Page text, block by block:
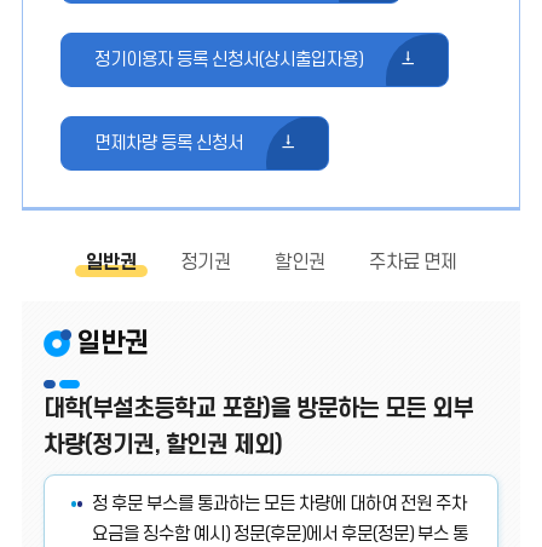
정기이용자 등록 신청서(상시출입자용)
면제차량 등록 신청서
일반권 정기권 할인권 주차료 면제
일반권
대학(부설초등학교 포함)을 방문하는 모든 외부
차량(정기권, 할인권 제외)
정 후문 부스를 통과하는 모든 차량에 대하여 전원 주차
요금을 징수함 예시) 정문(후문)에서 후문(정문) 부스 통